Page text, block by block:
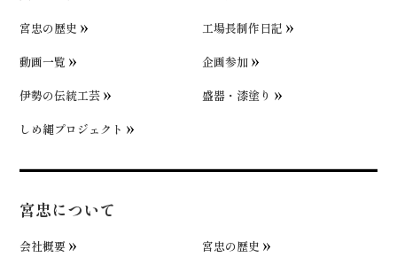
宮忠の歴史
工場長制作日記
動画一覧
企画参加
伊勢の伝統工芸
盛器・漆塗り
しめ縄プロジェクト
宮忠について
会社概要
宮忠の歴史